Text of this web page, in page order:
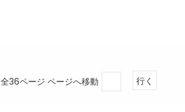
全36ページ ページへ移動 行く